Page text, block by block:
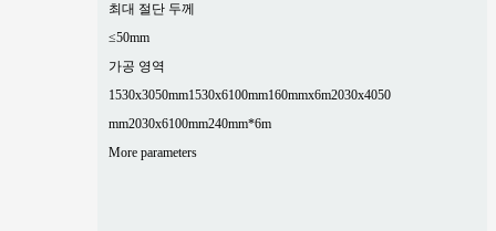
최대 절단 두께
≤50mm
가공 영역
1530x3050mm1530x6100mm160mmx6m2030x4050
mm2030x6100mm240mm*6m
More parameters